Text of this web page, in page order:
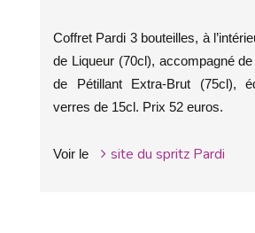
Coffret Pardi 3 bouteilles, à
de Liqueur (70cl), accompagné
de Pétillant Extra-Brut (75cl),
verres de 15cl. Prix 52 euros.
Voir le site du spritz Pardi